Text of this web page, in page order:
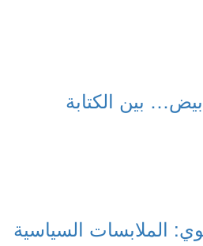
بين الكتابة
الملابسات السياسية